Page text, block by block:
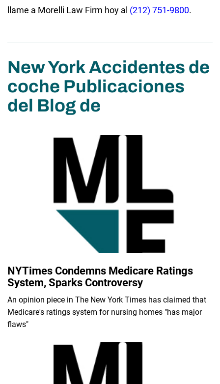
llame a Morelli Law Firm hoy al (212) 751-9800.
New York Accidentes de
coche Publicaciones
del Blog de
NYTimes Condemns Medicare Ratings
System, Sparks Controversy
An opinion piece in The New York Times has claimed that
Medicare's ratings system for nursing homes "has major
flaws"